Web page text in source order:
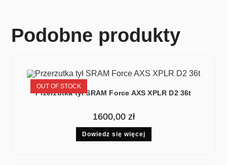
Podobne produkty
OUT OF STOCK
Przerzutka tył SRAM Force AXS XPLR D2 36t
1600,00 zł
Dowiedz się więcej